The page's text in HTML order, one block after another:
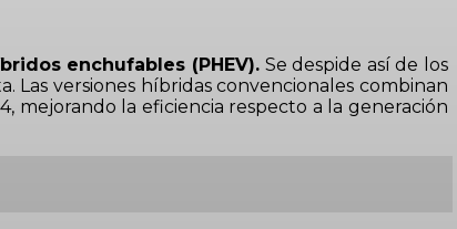
enchufables (PHEV). Se despide así de los
Las versiones híbridas convencionales combinan
mejorando la eficiencia respecto a la generación